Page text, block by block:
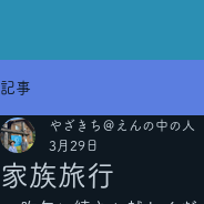
記事
家族旅行
やざきち＠えんの中の人
3月29日